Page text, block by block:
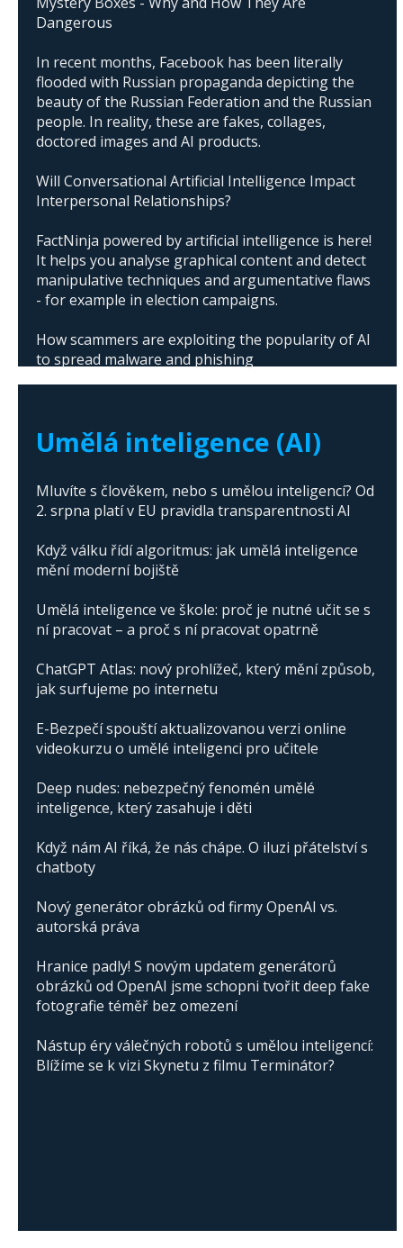
Dangerous
In recent months, Facebook has been literally
flooded with Russian propaganda depicting the
beauty of the Russian Federation and the Russian
people. In reality, these are fakes, collages,
doctored images and AI products.
Will Conversational Artificial Intelligence Impact
Interpersonal Relationships?
FactNinja powered by artificial intelligence is here!
It helps you analyse graphical content and detect
manipulative techniques and argumentative flaws
- for example in election campaigns.
How scammers are exploiting the popularity of AI
to spread malware and phishing
Umělá inteligence (AI)
Mluvíte s člověkem, nebo s umělou inteligencí? Od
2. srpna platí v EU pravidla transparentnosti AI
Když válku řídí algoritmus: jak umělá inteligence
mění moderní bojiště
Umělá inteligence ve škole: proč je nutné učit se s
ní pracovat – a proč s ní pracovat opatrně
ChatGPT Atlas: nový prohlížeč, který mění způsob,
jak surfujeme po internetu
E-Bezpečí spouští aktualizovanou verzi online
videokurzu o umělé inteligenci pro učitele
Deep nudes: nebezpečný fenomén umělé
inteligence, který zasahuje i děti
Když nám AI říká, že nás chápe. O iluzi přátelství s
chatboty
Nový generátor obrázků od firmy OpenAI vs.
autorská práva
Hranice padly! S novým updatem generátorů
obrázků od OpenAI jsme schopni tvořit deep fake
fotografie téměř bez omezení
Nástup éry válečných robotů s umělou inteligencí:
Blížíme se k vizi Skynetu z filmu Terminátor?